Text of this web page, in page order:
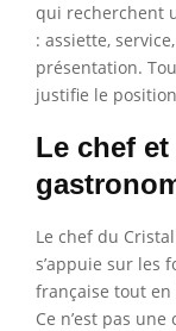
qui recherchent
: assiette,
présentation.
justifie le
Le chef
Le chef du
s’appuie sur les
française tout
Ce n’est pas